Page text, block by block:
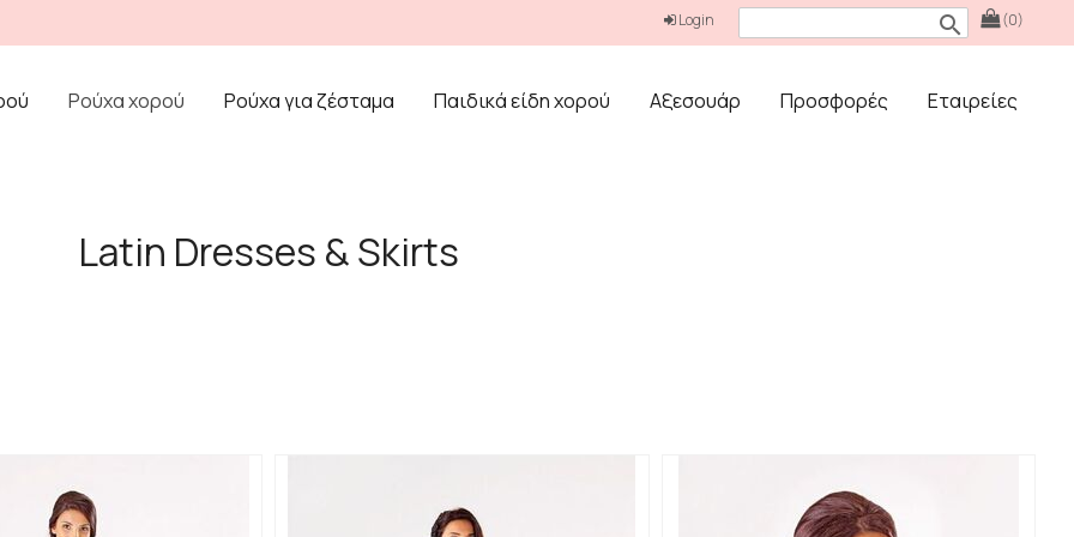
(0)
search
Login
Ρούχα χορού Ρούχα για ζέσταμα Παιδικά είδη χορού Αξεσουάρ Προσφορές Εταιρείες
Latin Dresses & Skirts